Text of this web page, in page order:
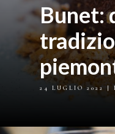
Bunet:
24 LUGLIO 2022 |